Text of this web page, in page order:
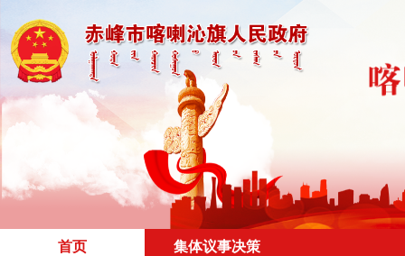
首页 集体议事决策